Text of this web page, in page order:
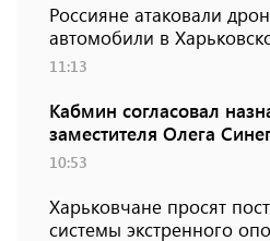
Россияне атаковали
автомобили в
11:13
Кабмин согласовал
заместителя Олега
10:53
Харьковчане просят
системы экстренного